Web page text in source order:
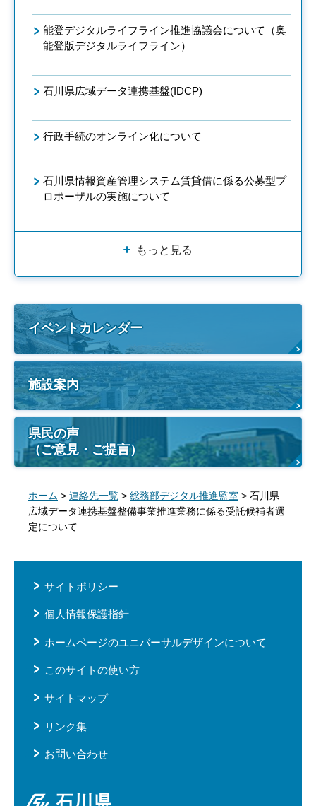
能登デジタルライフライン推進協議会について（奥
能登版デジタルライフライン）
石川県広域データ連携基盤(IDCP)
行政手続のオンライン化について
石川県情報資産管理システム賃貸借に係る公募型プ
ロポーザルの実施について
もっと見る
イベントカレンダー
施設案内
県民の声
（ご意見・ご提言）
ホーム > 連絡先一覧 > 総務部デジタル推進監室 > 石川県
広域データ連携基盤整備事業推進業務に係る受託候補者選
定について
サイトポリシー
個人情報保護指針
ホームページのユニバーサルデザインについて
このサイトの使い方
サイトマップ
リンク集
お問い合わせ
石川県